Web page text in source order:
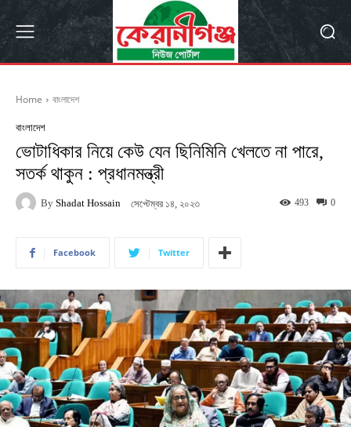
Home বাংলাদেশ
বাংলাদেশ
ভোটাধিকার নিয়ে কেউ যেন ছিনিমিনি খেলতে না পারে,
সতর্ক থাকুন : প্রধানমন্ত্রী
By Shadat Hossain সেপ্টেম্বর ১৪, ২০২৩ 0
493
Facebook Twitter